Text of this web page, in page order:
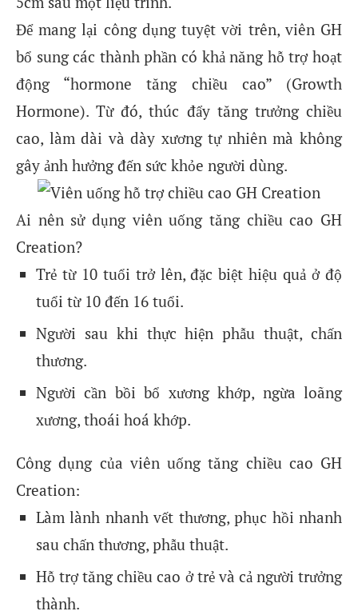
Để mang lại công dụng tuyệt vời trên, viên GH
bổ sung các thành phần có khả năng hỗ trợ hoạt
động “hormone tăng chiều cao” (Growth
Hormone). Từ đó, thúc đẩy tăng trưởng chiều
cao, làm dài và dày xương tự nhiên mà không
gây ảnh hưởng đến sức khỏe người dùng.
Ai nên sử dụng viên uống tăng chiều cao GH
Creation?
Trẻ từ 10 tuổi trở lên, đặc biệt hiệu quả ở độ
tuổi từ 10 đến 16 tuổi.
Người sau khi thực hiện phẫu thuật, chấn
thương.
Người cần bồi bổ xương khớp, ngừa loãng
xương, thoái hoá khớp.
Công dụng của viên uống tăng chiều cao GH
Creation:
Làm lành nhanh vết thương, phục hồi nhanh
sau chấn thương, phẫu thuật.
Hỗ trợ tăng chiều cao ở trẻ và cả người trưởng
thành.